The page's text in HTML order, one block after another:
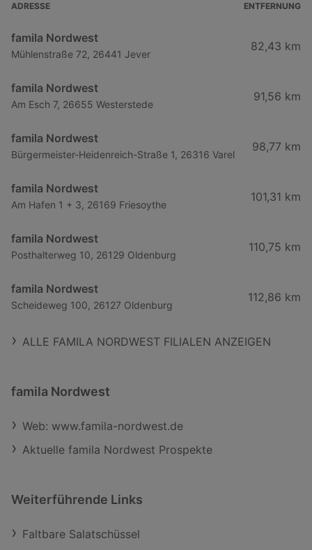
ADRESSE ENTFERNUNG
famila Nordwest
Mühlenstraße 72, 26441 Jever
82,43 km
famila Nordwest
Am Esch 7, 26655 Westerstede
91,56 km
famila Nordwest
Bürgermeister-Heidenreich-Straße 1, 26316 Varel
98,77 km
famila Nordwest
Am Hafen 1 + 3, 26169 Friesoythe
101,31 km
famila Nordwest
Posthalterweg 10, 26129 Oldenburg
110,75 km
famila Nordwest
Scheideweg 100, 26127 Oldenburg
112,86 km
ALLE FAMILA NORDWEST FILIALEN ANZEIGEN
famila Nordwest
Web: www.famila-nordwest.de
Aktuelle famila Nordwest Prospekte
Weiterführende Links
Faltbare Salatschüssel